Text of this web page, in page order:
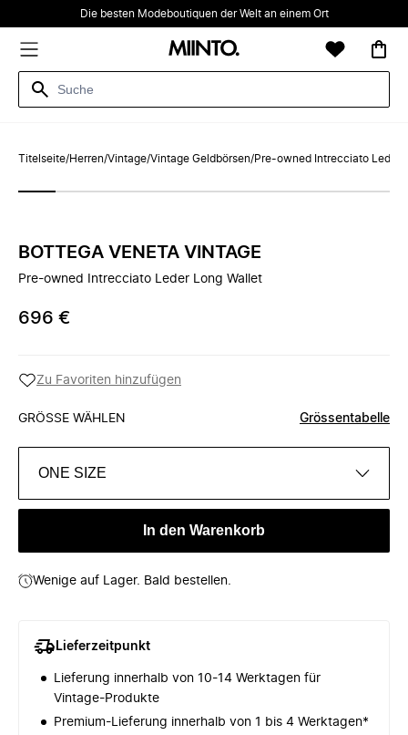
Die besten Modeboutiquen der Welt an einem Ort
Titelseite/Herren/Vintage/Vintage Geldbörsen/Pre-owned Intrecciato Leder
BOTTEGA VENETA VINTAGE
Pre-owned Intrecciato Leder Long Wallet
696 €
Zu Favoriten hinzufügen
GRÖSSE WÄHLEN Grössentabelle
ONE SIZE
In den Warenkorb
Wenige auf Lager. Bald bestellen.
Lieferzeitpunkt
Lieferung innerhalb von 10-14 Werktagen für
Vintage-Produkte
Premium-Lieferung innerhalb von 1 bis 4 Werktagen*